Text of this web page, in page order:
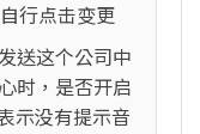
行点击变更
送这个公司中
时，是否开启
示没有提示音